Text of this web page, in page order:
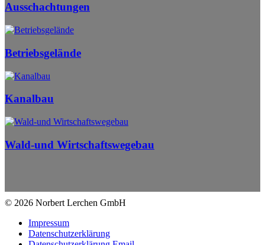
Ausschachtungen
Betriebsgelände
Kanalbau
Wald-und Wirtschaftswegebau
© 2026 Norbert Lerchen GmbH
Impressum
Datenschutzerklärung